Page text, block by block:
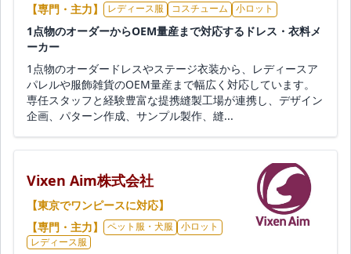
【専門・主力】
レディース服 コスチューム 小ロット
1点物のオーダーからOEM量産まで対応するドレス・衣料メ
ーカー
1点物のオーダードレスやステージ衣装から、レディースア
パレルや服飾雑貨のOEM量産まで幅広く対応しています。
専任スタッフと経験豊富な提携縫製工場が連携し、デザイン
企画、パターン作成、サンプル製作、縫...
Vixen Aim株式会社
【東京でワンピースに対応】
【専門・主力】
ペット服・犬服
小ロット
レディース服